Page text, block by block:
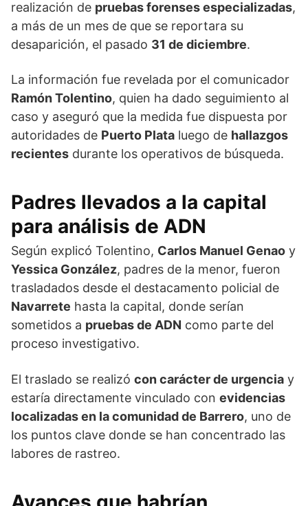
realización de pruebas forenses especializadas,
a más de un mes de que se reportara su
desaparición, el pasado 31 de diciembre.
La información fue revelada por el comunicador
Ramón Tolentino, quien ha dado seguimiento al
caso y aseguró que la medida fue dispuesta por
autoridades de Puerto Plata luego de hallazgos
recientes durante los operativos de búsqueda.
Padres llevados a la capital
para análisis de ADN
Según explicó Tolentino, Carlos Manuel Genao y
Yessica González, padres de la menor, fueron
trasladados desde el destacamento policial de
Navarrete hasta la capital, donde serían
sometidos a pruebas de ADN como parte del
proceso investigativo.
El traslado se realizó con carácter de urgencia y
estaría directamente vinculado con evidencias
localizadas en la comunidad de Barrero, uno de
los puntos clave donde se han concentrado las
labores de rastreo.